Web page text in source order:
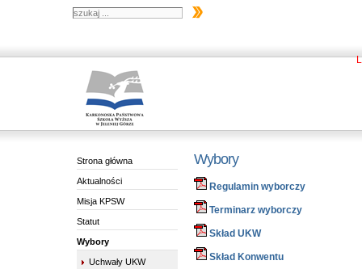
Wybory
Regulamin wyborczy
Terminarz wyborczy
Skład UKW
Skład Konwentu
Strona główna
Aktualności
Misja KPSW
Statut
Wybory
Uchwały UKW